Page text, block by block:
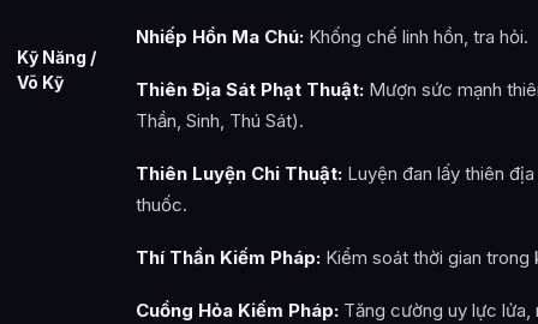
Kỹ Năng /
Võ Kỹ
Nhiếp Hồn Ma Chú: Khống chế linh hồn, tra hỏi.
Thiên Địa Sát Phạt Thuật: Mượn sức mạnh
Thần, Sinh, Thú Sát).
Thiên Luyện Chi Thuật: Luyện đan lấy thiên
thuốc.
Thí Thần Kiếm Pháp: Kiểm soát thời gian trong
Cuồng Hỏa Kiếm Pháp: Tăng cường uy lực